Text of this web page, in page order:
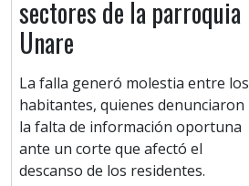
sectores de la parroquia
Unare
La falla generó molestia entre los
habitantes, quienes denunciaron
la falta de información oportuna
ante un corte que afectó el
descanso de los residentes.